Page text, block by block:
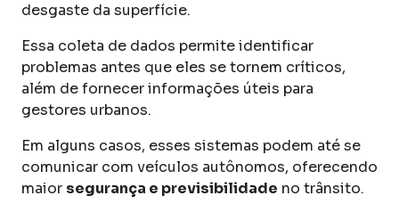
desgaste da superfície.
Essa coleta de dados permite identificar
problemas antes que eles se tornem críticos,
além de fornecer informações úteis para
gestores urbanos.
Em alguns casos, esses sistemas podem até se
comunicar com veículos autônomos, oferecendo
maior segurança e previsibilidade no trânsito.